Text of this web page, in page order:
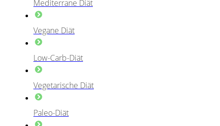
Mediterrane Diät
Vegane Diät
Low-Carb-Diät
Vegetarische Diät
Paleo-Diät